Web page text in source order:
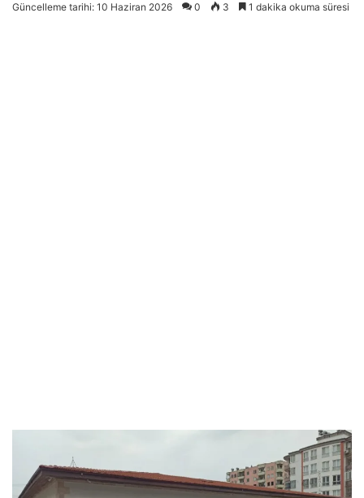
Güncelleme tarihi: 10 Haziran 2026 0 3 1 dakika okuma süresi